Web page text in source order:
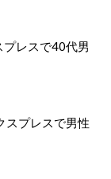
レスで40代男
プレスで男性